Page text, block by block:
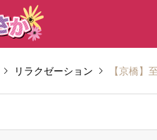
リラクゼーション 【京橋】